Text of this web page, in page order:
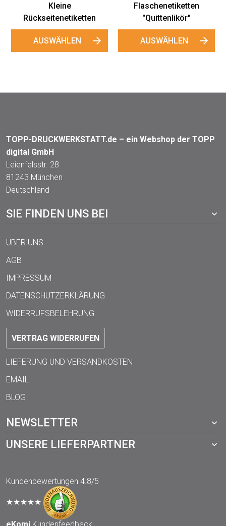
AUSWÄHLEN
Flaschenetiketten
"Quittenlikör"
AUSWÄHLEN
TOPP-DRUCKWERKSTATT.de – ein Webshop der TOPP
digital GmbH
Leienfelsstr. 28
81243 München
Deutschland
SIE FINDEN UNS BEI
ÜBER UNS
AGB
IMPRESSUM
DATENSCHUTZERKLÄRUNG
WIDERRUFSBELEHRUNG
VERTRAG WIDERRUFEN
LIEFERUNG UND VERSANDKOSTEN
EMAIL
BLOG
NEWSLETTER
UNSERE LIEFERPARTNER
Kundenbewertungen 4.8/5
★★★★★